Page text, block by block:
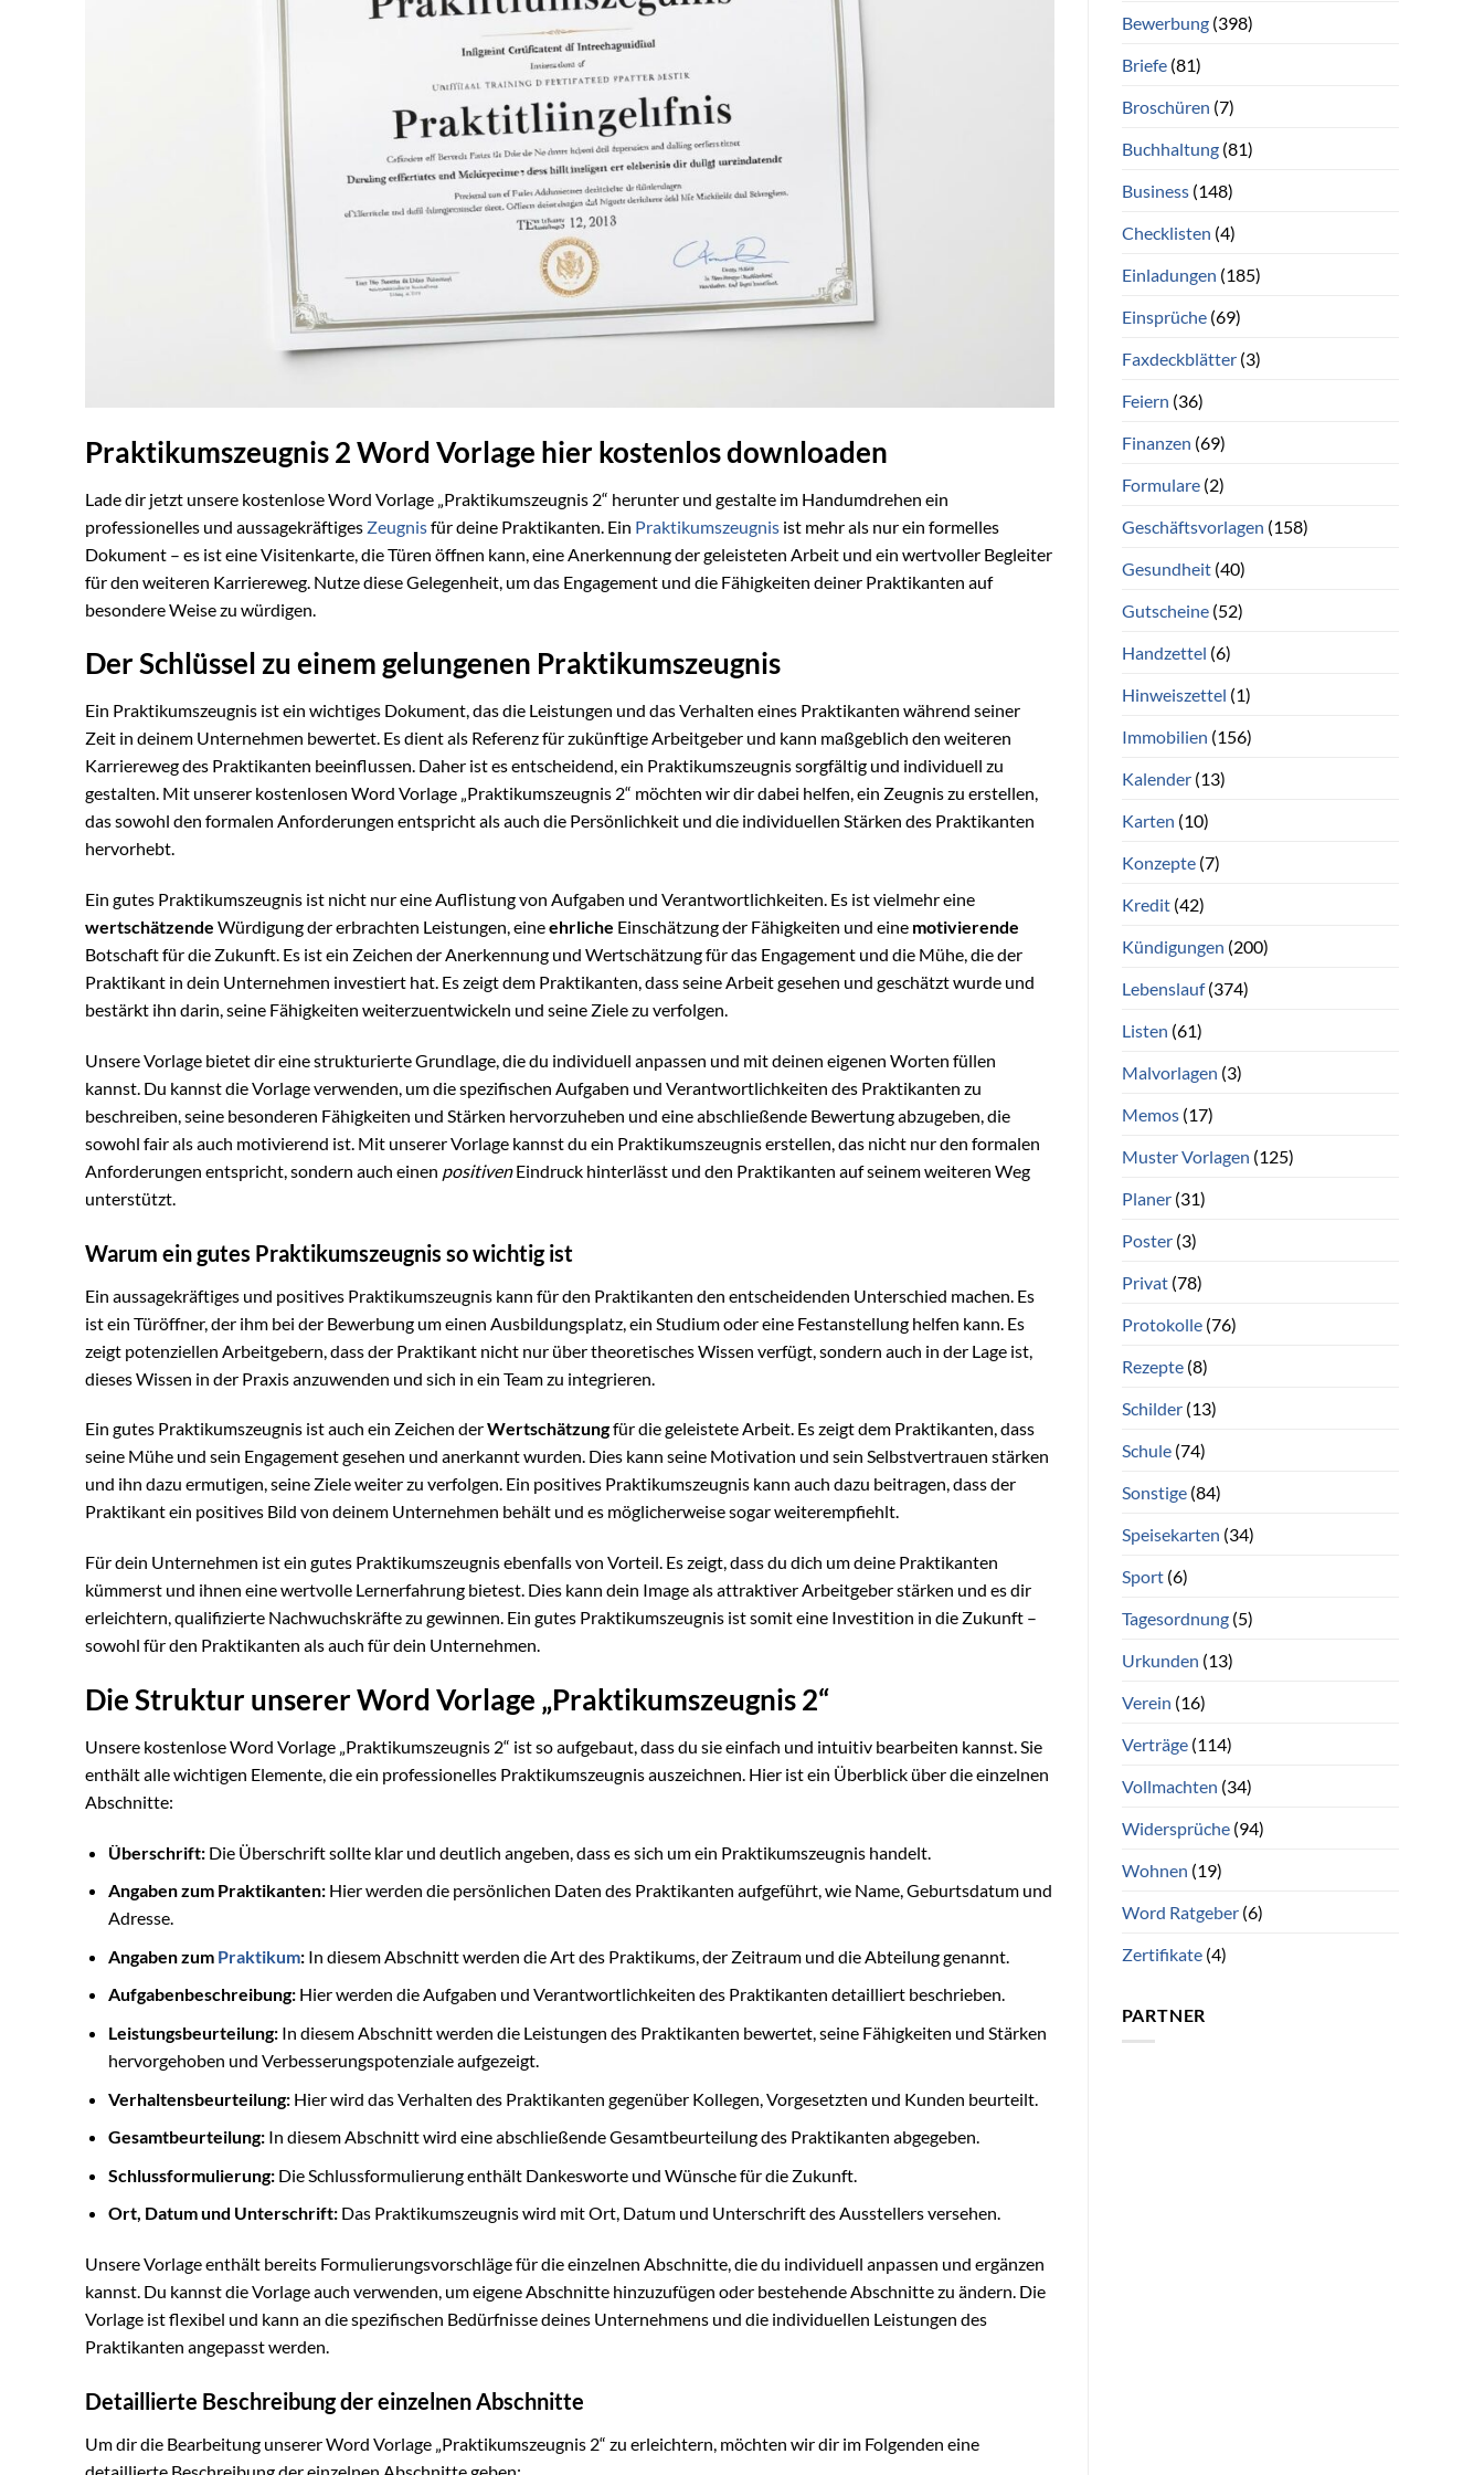
Praktikumszeugnis 2 Word Vorlage hier kostenlos downloaden
Lade dir jetzt unsere kostenlose Word Vorlage „Praktikumszeugnis 2“ herunter und gestalte im Handumdrehen ein
professionelles und aussagekräftiges Zeugnisfür deine Praktikanten. Ein Praktikumszeugnis ist mehr als nur ein formelles
Dokument – es ist eine Visitenkarte, die Türen öffnen kann, eine Anerkennung der geleisteten Arbeit und ein wertvoller Begleiter
für den weiteren Karriereweg. Nutze diese Gelegenheit, um das Engagement und die Fähigkeiten deiner Praktikanten auf
besondere Weise zu würdigen.
Der Schlüssel zu einem gelungenen Praktikumszeugnis
Ein Praktikumszeugnis ist ein wichtiges Dokument, das die Leistungen und das Verhalten eines Praktikanten während seiner
Zeit in deinem Unternehmen bewertet. Es dient als Referenz für zukünftige Arbeitgeber und kann maßgeblich den weiteren
Karriereweg des Praktikanten beeinflussen. Daher ist es entscheidend, ein Praktikumszeugnis sorgfältig und individuell zu
gestalten. Mit unserer kostenlosen Word Vorlage „Praktikumszeugnis 2“ möchten wir dir dabei helfen, ein Zeugnis zu erstellen,
das sowohl den formalen Anforderungen entspricht als auch die Persönlichkeit und die individuellen Stärken des Praktikanten
hervorhebt.
Ein gutes Praktikumszeugnis ist nicht nur eine Auflistung von Aufgaben und Verantwortlichkeiten. Es ist vielmehr eine
wertschätzende Würdigung der erbrachten Leistungen, eineehrliche Einschätzung der Fähigkeiten und eine motivierende
Botschaft für die Zukunft. Es ist ein Zeichen der Anerkennung und Wertschätzung für das Engagement und die Mühe, die der
Praktikant in dein Unternehmen investiert hat. Es zeigt dem Praktikanten, dass seine Arbeit gesehen und geschätzt wurde und
bestärkt ihn darin, seine Fähigkeiten weiterzuentwickeln und seine Ziele zu verfolgen.
Unsere Vorlage bietet dir eine strukturierte Grundlage, die du individuell anpassen und mit deinen eigenen Worten füllen
kannst. Du kannst die Vorlage verwenden, um die spezifischen Aufgaben und Verantwortlichkeiten des Praktikanten zu
beschreiben, seine besonderen Fähigkeiten und Stärken hervorzuheben und eine abschließende Bewertung abzugeben, die
sowohl fair als auch motivierend ist. Mit unserer Vorlage kannst du ein Praktikumszeugnis erstellen, das nicht nur den formalen
Anforderungen entspricht, sondern auch einen positivenEindruck hinterlässt und den Praktikanten auf seinem weiteren Weg
unterstützt.
Warum ein gutes Praktikumszeugnis so wichtig ist
Ein aussagekräftiges und positives Praktikumszeugnis kann für den Praktikanten den entscheidenden Unterschied machen. Es
ist ein Türöffner, der ihm bei der Bewerbung um einen Ausbildungsplatz, ein Studium oder eine Festanstellung helfen kann. Es
zeigt potenziellen Arbeitgebern, dass der Praktikant nicht nur über theoretisches Wissen verfügt, sondern auch in der Lage ist,
dieses Wissen in der Praxis anzuwenden und sich in ein Team zu integrieren.
Ein gutes Praktikumszeugnis ist auch ein Zeichen derWertschätzungfür die geleistete Arbeit. Es zeigt dem Praktikanten, dass
seine Mühe und sein Engagement gesehen und anerkannt wurden. Dies kann seine Motivation und sein Selbstvertrauen stärken
und ihn dazu ermutigen, seine Ziele weiter zu verfolgen. Ein positives Praktikumszeugnis kann auch dazu beitragen, dass der
Praktikant ein positives Bild von deinem Unternehmen behält und es möglicherweise sogar weiterempfiehlt.
Für dein Unternehmen ist ein gutes Praktikumszeugnis ebenfalls von Vorteil. Es zeigt, dass du dich um deine Praktikanten
kümmerst und ihnen eine wertvolle Lernerfahrung bietest. Dies kann dein Image als attraktiver Arbeitgeber stärken und es dir
erleichtern, qualifizierte Nachwuchskräfte zu gewinnen. Ein gutes Praktikumszeugnis ist somit eine Investition in die Zukunft –
sowohl für den Praktikanten als auch für dein Unternehmen.
Die Struktur unserer Word Vorlage „Praktikumszeugnis 2“
Unsere kostenlose Word Vorlage „Praktikumszeugnis 2“ ist so aufgebaut, dass du sie einfach und intuitiv bearbeiten kannst. Sie
enthält alle wichtigen Elemente, die ein professionelles Praktikumszeugnis auszeichnen. Hier ist ein Überblick über die einzelnen
Abschnitte:
Überschrift:Die Überschrift sollte klar und deutlich angeben, dass es sich um ein Praktikumszeugnis handelt.
Angaben zum Praktikanten:Hier werden die persönlichen Daten des Praktikanten aufgeführt, wie Name, Geburtsdatum und
Adresse.
Angaben zum Praktikum:In diesem Abschnitt werden die Art des Praktikums, der Zeitraum und die Abteilung genannt.
Aufgabenbeschreibung:Hier werden die Aufgaben und Verantwortlichkeiten des Praktikanten detailliert beschrieben.
Leistungsbeurteilung:In diesem Abschnitt werden die Leistungen des Praktikanten bewertet, seine Fähigkeiten und Stärken
hervorgehoben und Verbesserungspotenziale aufgezeigt.
Verhaltensbeurteilung:Hier wird das Verhalten des Praktikanten gegenüber Kollegen, Vorgesetzten und Kunden beurteilt.
Gesamtbeurteilung:In diesem Abschnitt wird eine abschließende Gesamtbeurteilung des Praktikanten abgegeben.
Schlussformulierung:Die Schlussformulierung enthält Dankesworte und Wünsche für die Zukunft.
Ort, Datum und Unterschrift:Das Praktikumszeugnis wird mit Ort, Datum und Unterschrift des Ausstellers versehen.
Unsere Vorlage enthält bereits Formulierungsvorschläge für die einzelnen Abschnitte, die du individuell anpassen und ergänzen
kannst. Du kannst die Vorlage auch verwenden, um eigene Abschnitte hinzuzufügen oder bestehende Abschnitte zu ändern. Die
Vorlage ist flexibel und kann an die spezifischen Bedürfnisse deines Unternehmens und die individuellen Leistungen des
Praktikanten angepasst werden.
Detaillierte Beschreibung der einzelnen Abschnitte
Um dir die Bearbeitung unserer Word Vorlage „Praktikumszeugnis 2“ zu erleichtern, möchten wir dir im Folgenden eine
Bewerbung(398)
Briefe(81)
Broschüren (7)
Buchhaltung(81)
Business(148)
Checklisten (4)
Einladungen (185)
Einsprüche(69)
Faxdeckblätter(3)
Feiern (36)
Finanzen (69)
Formulare(2)
Geschäftsvorlagen (158)
Gesundheit(40)
Gutscheine(52)
Handzettel (6)
Hinweiszettel (1)
Immobilien (156)
Kalender(13)
Karten (10)
Konzepte(7)
Kredit(42)
Kündigungen (200)
Lebenslauf(374)
Listen (61)
Malvorlagen (3)
Memos(17)
Muster Vorlagen (125)
Planer(31)
Poster(3)
Privat(78)
Protokolle(76)
Rezepte(8)
Schilder(13)
Schule(74)
Sonstige(84)
Speisekarten (34)
Sport(6)
Tagesordnung(5)
Urkunden (13)
Verein (16)
Verträge(114)
Vollmachten (34)
Widersprüche(94)
Wohnen (19)
Word Ratgeber(6)
Zertifikate(4)
PARTNER